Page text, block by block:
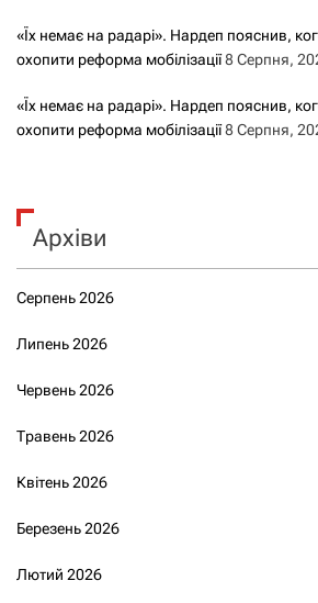
«Їх немає на радарі». Нардеп пояснив,
охопити реформа мобілізації8 Серпня,
«Їх немає на радарі». Нардеп пояснив,
охопити реформа мобілізації8 Серпня,
Архіви
Серпень 2026
Липень 2026
Червень 2026
Травень 2026
Квітень 2026
Березень 2026
Лютий 2026